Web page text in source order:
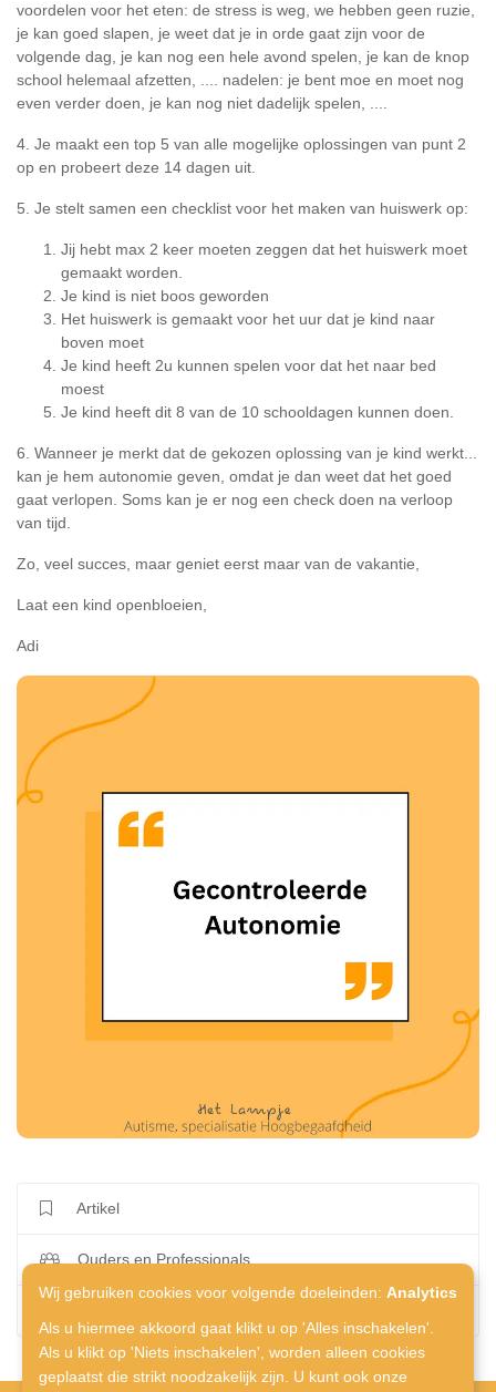
Wij gebruiken cookies voor volgende doeleinden: Analytics
Als u hiermee akkoord gaat klikt u op 'Alles inschakelen'.
Als u klikt op 'Niets inschakelen', worden alleen cookies
geplaatst die strikt noodzakelijk zijn. U kunt ook onze
voordelen voor het eten: de stress is weg, we hebben geen ruzie,
je kan goed slapen, je weet dat je in orde gaat zijn voor de
volgende dag, je kan nog een hele avond spelen, je kan de knop
school helemaal afzetten, .... nadelen: je bent moe en moet nog
even verder doen, je kan nog niet dadelijk spelen, ....
4. Je maakt een top 5 van alle mogelijke oplossingen van punt 2
op en probeert deze 14 dagen uit.
5. Je stelt samen een checklist voor het maken van huiswerk op:
Jij hebt max 2 keer moeten zeggen dat het huiswerk moet
gemaakt worden.
Je kind is niet boos geworden
Het huiswerk is gemaakt voor het uur dat je kind naar
boven moet
Je kind heeft 2u kunnen spelen voor dat het naar bed
moest
Je kind heeft dit 8 van de 10 schooldagen kunnen doen.
6. Wanneer je merkt dat de gekozen oplossing van je kind werkt...
kan je hem autonomie geven, omdat je dan weet dat het goed
gaat verlopen. Soms kan je er nog een check doen na verloop
van tijd.
Zo, veel succes, maar geniet eerst maar van de vakantie,
Laat een kind openbloeien,
Adi
Artikel
Ouders en Professionals